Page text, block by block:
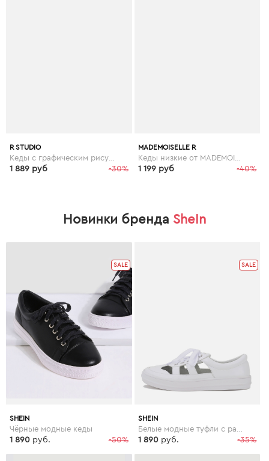
R STUDIO
-30%
1 889 руб
MADEMOISELLE R
-40%
1 199 руб
Новинки бренда SheIn
SALE
SHEIN
Чёрные модные кеды
-50%
1 890 руб.
SALE
SHEIN
-35%
1 890 руб.